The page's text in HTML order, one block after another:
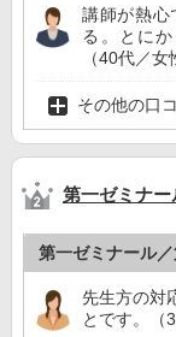
講師が熱心
る。とに
（40代／女
その他の口
第一ゼミナ
第一ゼミナール
先生方の対
とです。（